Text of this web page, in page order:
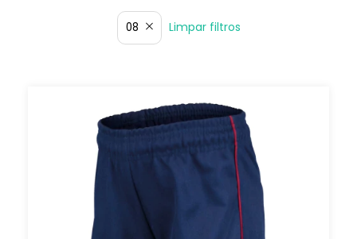
08 Limpar filtros